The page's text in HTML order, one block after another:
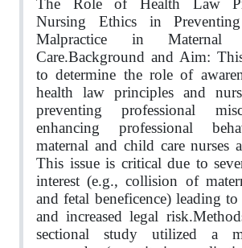
The Role of Health Law
Nursing Ethics in Preventing
Malpractice in
Care.Background and Aim:
to determine the role of
health law principles and
preventing professional
enhancing professional
maternal and child care nurses
This issue is critical due to
interest (e.g., collision of
and fetal beneficence) leading
and increased legal
sectional study utilized a